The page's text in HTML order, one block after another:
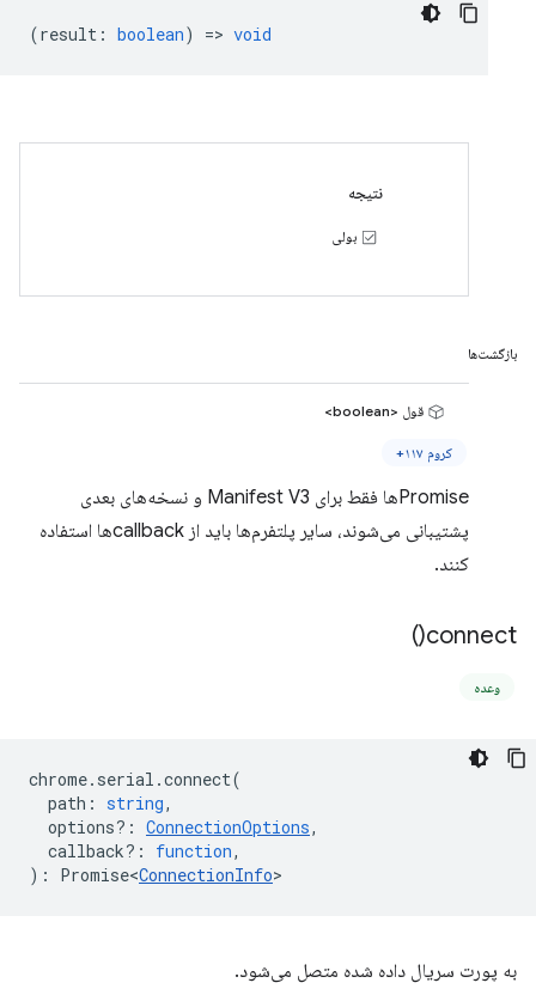
(result : boolean) => void
نتیجه
بولی
بازگشت‌ها
قول <boolean>
کروم ۱۱۷+
Promiseها فقط برای Manifest V3 و نسخه‌های بعدی
پشتیبانی می‌شوند، سایر پلتفرم‌ها باید از callbackها استفاده
کنند.
connect(
)
وعده
chrome. serial .connect(
path : string,
options? : ConnectionOptions,
callback? : function,
) : Promise<ConnectionInfo>
به پورت سریال داده شده متصل می‌شود.